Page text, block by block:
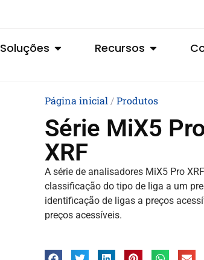
Soluções Recursos
Página inicial /Produtos
Série MiX5
XRF
A série de analisadores MiX5 Pro
classificação do tipo de liga a um
identificação de ligas a preços
preços acessíveis.